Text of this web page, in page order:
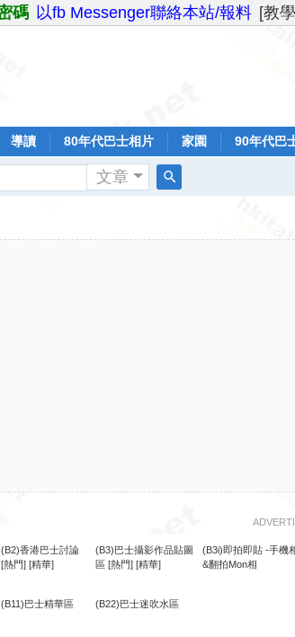
碼 以fb Messenger聯絡本站/報料 [教
導讀 80年代巴士相片 家園 90年代巴
文章
(B2)香港巴士討論
[熱門] [精華]
(B3)巴士攝影作品貼圖
區 [熱門] [精華]
(B3i)即拍即貼 -手機
&翻拍Mon相
(B11)巴士精華區 (B22)巴士迷吹水區